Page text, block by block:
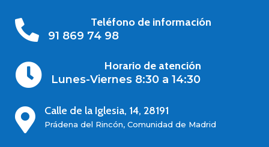

Teléfono de información
91 869 74 98

Horario de atención
Lunes-Viernes 8:30 a 14:30
 Calle de la Iglesia, 14, 28191
Prádena del Rincón, Comunidad de Madrid